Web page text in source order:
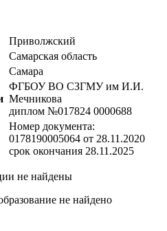
Приволжский
Самарская область
Самара
ФГБОУ ВО СЗГМУ им И.И.
Мечникова
диплом №017824 0000688
Номер документа:
0178190005064 от 28.11.2020
срок окончания 28.11.2025
не найдены
не найдено